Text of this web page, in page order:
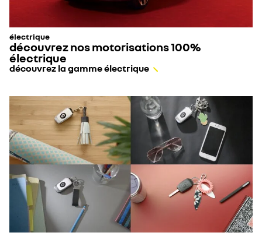
électrique
découvrez nos motorisations 100%
électrique
découvrez la gamme électrique